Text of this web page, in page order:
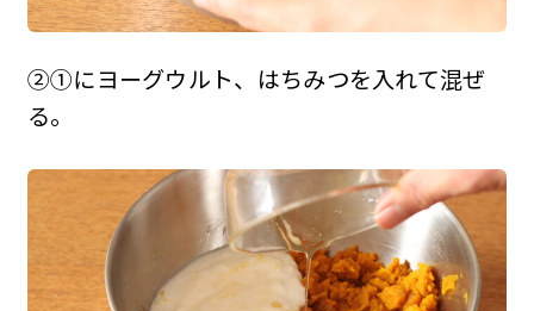
②①にヨーグウルト、はちみつを入れて混ぜ
る。